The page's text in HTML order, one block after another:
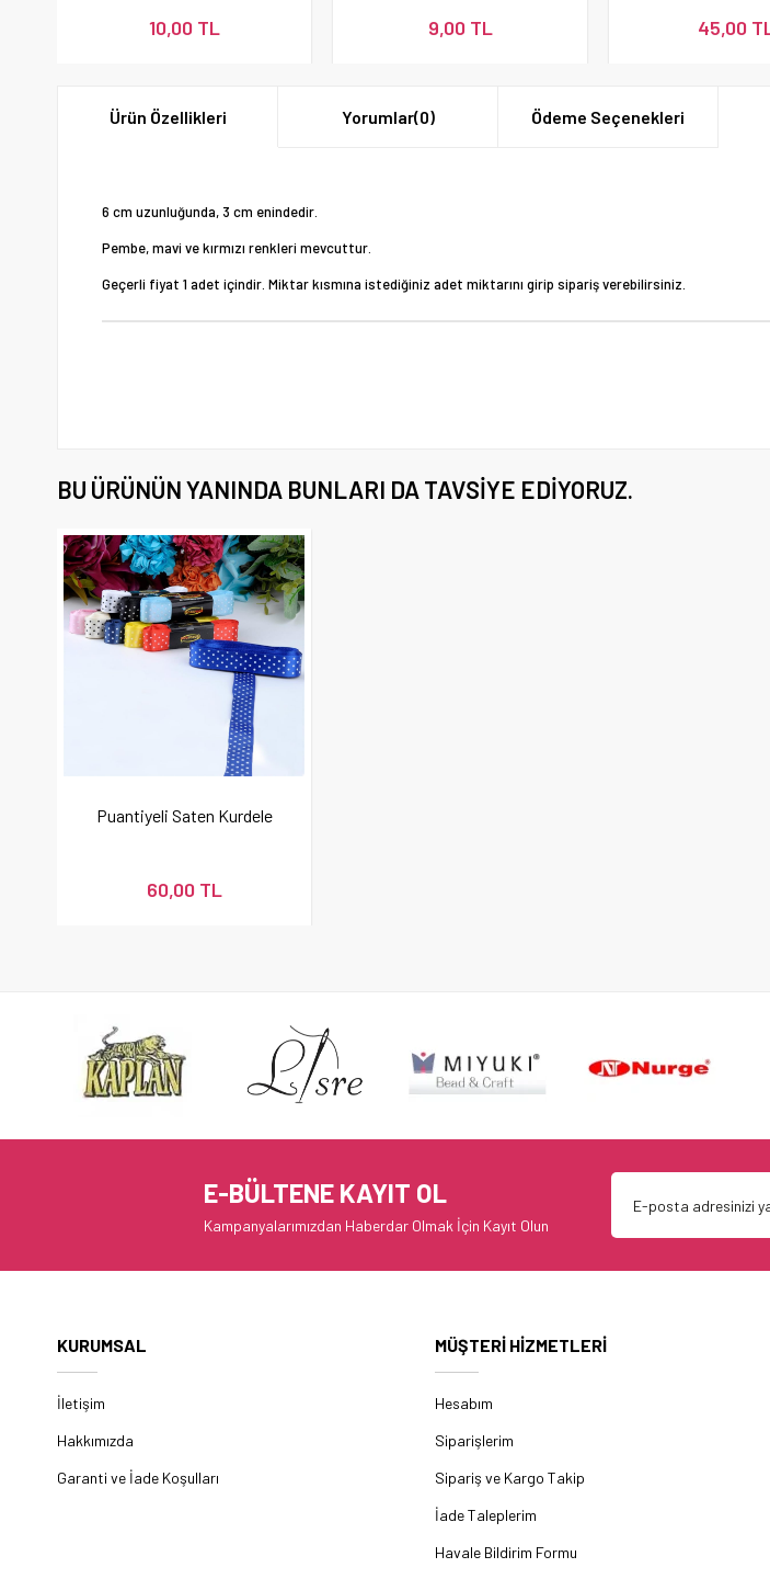
10,00 TL 9,00 TL 45,00
Ürün Özellikleri Yorumlar(0) Ödeme Seçenekleri
6 cm uzunluğunda, 3 cm enindedir.
Pembe, mavi ve kırmızı renkleri mevcuttur.
Geçerli fiyat 1 adet içindir. Miktar kısmına istediğiniz adet miktarını girip sipariş verebilirsiniz.
BU ÜRÜNÜN YANINDA BUNLARI DA TAVSIYE EDIYORUZ.
Puantiyeli Saten Kurdele
60,00 TL
E-BÜLTENE KAYIT OL
Kampanyalarımızdan Haberdar Olmak İçin Kayıt Olun
KURUMSAL
İletişim
Hakkımızda
Garanti ve İade Koşulları
MÜŞTERİ HİZMETLERİ
Hesabım
Siparişlerim
Sipariş ve Kargo Takip
İade Taleplerim
Havale Bildirim Formu